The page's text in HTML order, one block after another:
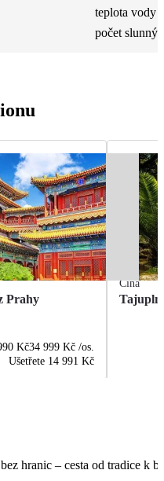
teplota vody
počet
Prahy
Kč34 999 Kč /os.
Ušetřete 14 991 Kč
Čína
hranic – cesta od tradice k